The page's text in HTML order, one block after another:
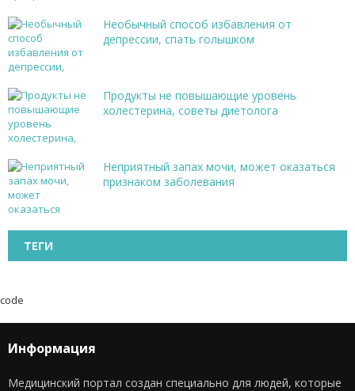
Необычный способ избавления от
депрессии, спать голышком
Продукты не повышающие уровень
холестерина, советы диетолога
Неприятный запах мочи, может оказаться
признаком заболевания
ТЕГИ
code
Информация
Медицинский портал создан специально для людей, которые